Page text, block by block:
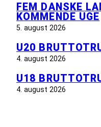
FEM DANSKE
KOMMENDE UGE
5. august 2026
U20
4. august 2026
U18
4. august 2026